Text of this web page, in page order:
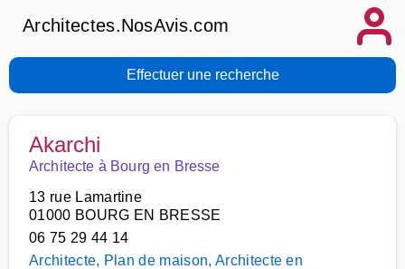
Architectes.NosAvis.com
Effectuer une recherche
Akarchi
Architecte à Bourg en Bresse
13 rue Lamartine
01000 BOURG EN BRESSE
06 75 29 44 14
Architecte, Plan de maison, Architecte en